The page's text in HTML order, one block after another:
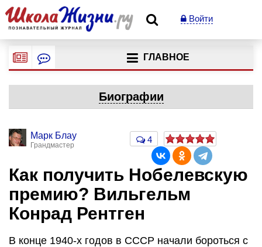
Войти
ГЛАВНОЕ
Биографии
Марк Блау
Грандмастер
4
Как получить Нобелевскую
премию? Вильгельм
Конрад Рентген
В конце 1940-х годов в СССР начали бороться с